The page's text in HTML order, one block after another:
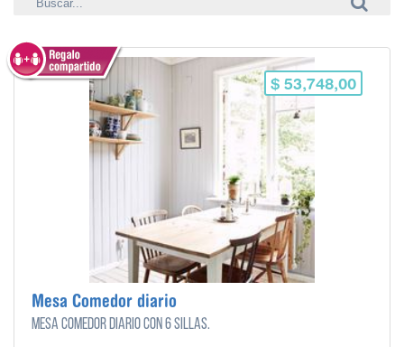
$ 53,748,00
Mesa Comedor diario
Mesa comedor diario con 6 sillas.